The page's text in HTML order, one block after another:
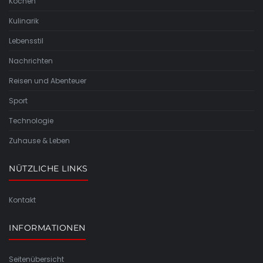
Kulinarik
Lebensstil
Nachrichten
Reisen und Abenteuer
Sport
Technologie
Zuhause & Leben
NÜTZLICHE LINKS
Kontakt
INFORMATIONEN
Seitenübersicht